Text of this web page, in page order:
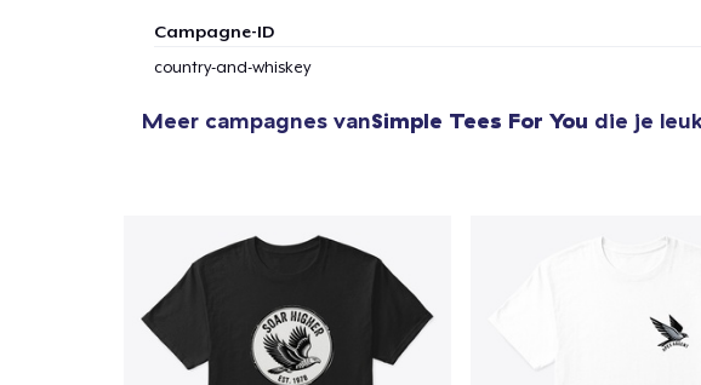
Campagne-ID
country-and-whiskey
Meer campagnes vanSimple Tees For You die je
Ga door naar de